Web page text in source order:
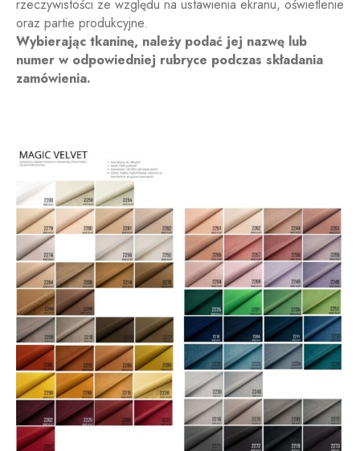
rzeczywistości ze względu na ustawienia ekranu, oświetlenie
oraz partie produkcyjne.
Wybierając tkaninę, należy podać jej nazwę lub
numer w odpowiedniej rubryce podczas składania
zamówienia.